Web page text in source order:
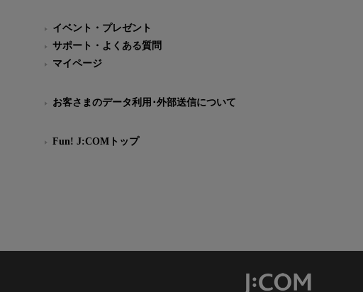
イベント・プレゼント
サポート・よくある質問
マイページ
お客さまのデータ利用･外部送信について
Fun! J:COMトップ